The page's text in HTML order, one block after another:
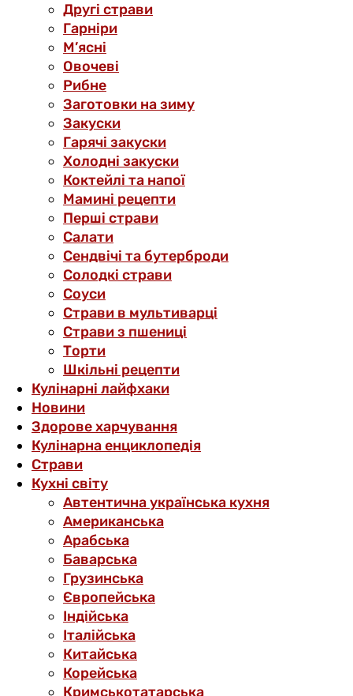
Другі страви
Гарніри
М’ясні
Овочеві
Рибне
Заготовки на зиму
Закуски
Гарячі закуски
Холодні закуски
Коктейлі та напої
Мамині рецепти
Перші страви
Салати
Сендвічі та бутерброди
Солодкі страви
Соуси
Страви в мультиварці
Страви з пшениці
Торти
Шкільні рецепти
Кулінарні лайфхаки
Новини
Здорове харчування
Кулінарна енциклопедія
Страви
Кухні світу
Автентична українська кухня
Американська
Арабська
Баварська
Грузинська
Європейська
Індійська
Італійська
Китайська
Корейська
Кримськотатарська